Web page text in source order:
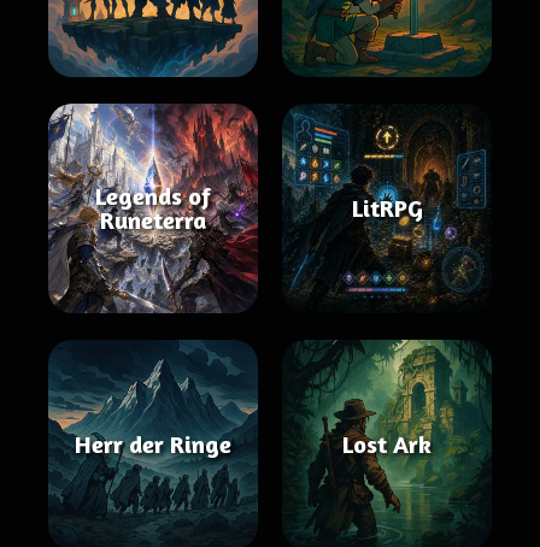
Legends of
Runeterra
LitRPG
Herr der Ringe Lost Ark